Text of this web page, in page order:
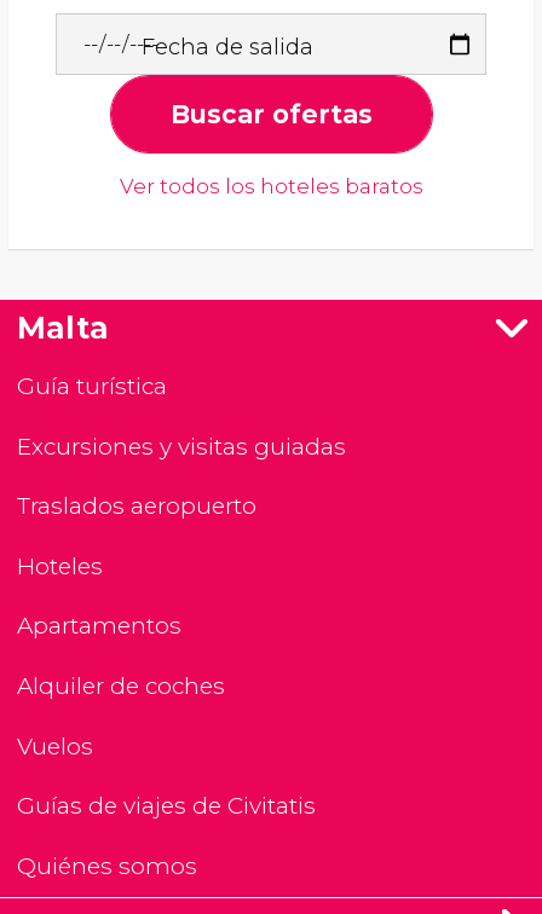
Fecha de salida
Buscar ofertas
Ver todos los hoteles baratos
Malta
Guía turística
Excursiones y visitas guiadas
Traslados aeropuerto
Hoteles
Apartamentos
Alquiler de coches
Vuelos
Guías de viajes de Civitatis
Quiénes somos